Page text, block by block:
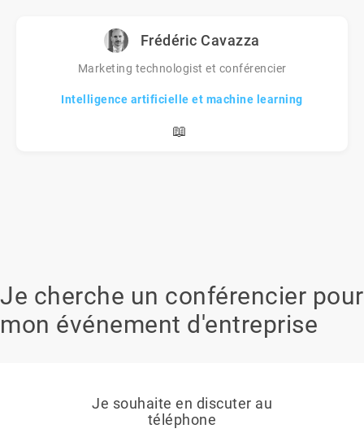
Frédéric Cavazza
Marketing technologist et conférencier
Intelligence artificielle et machine learning
📖
Je cherche un conférencier pour
mon événement d'entreprise
Je souhaite en discuter au
téléphone